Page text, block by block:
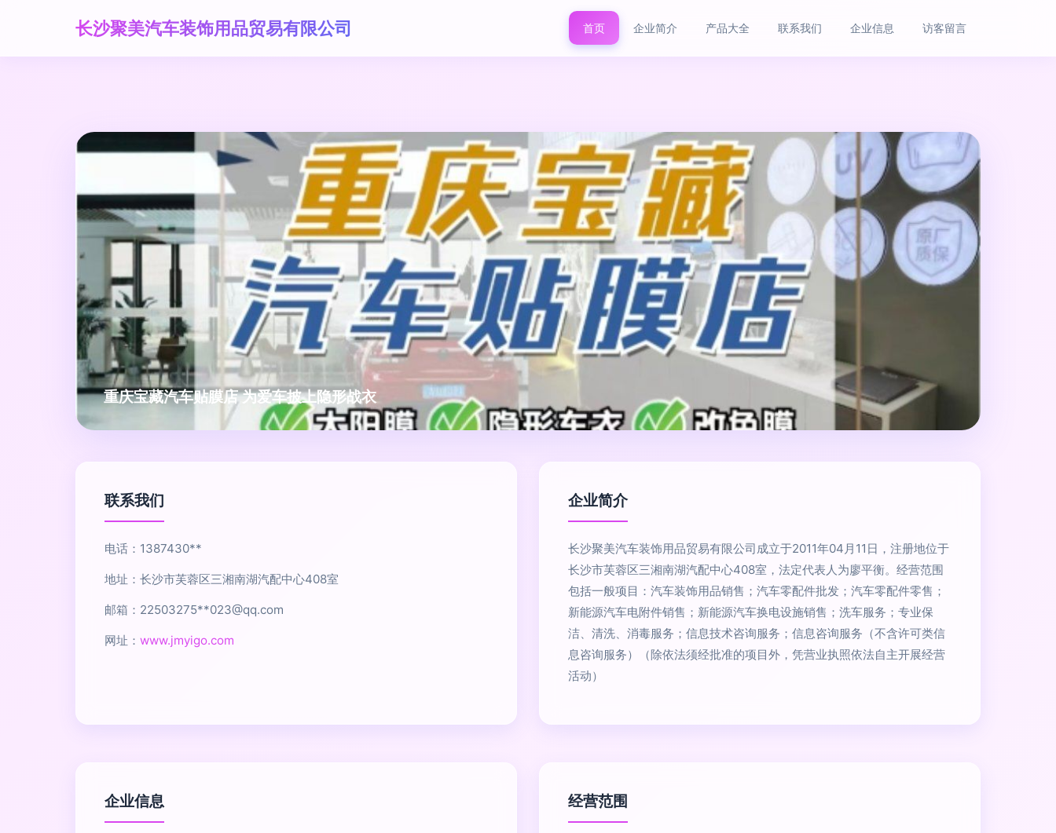
长沙聚美汽车装饰用品贸易有限公司 首页 企业简介 产品大全 联系我们 企业信息 访客留言
重庆宝藏汽车贴膜店 为爱车披上隐形战衣
联系我们
电话：1387430**
地址：长沙市芙蓉区三湘南湖汽配中心408室
邮箱：22503275**023@qq.com
网址： www.jmyigo.com
企业简介
长沙聚美汽车装饰用品贸易有限公司成立于2011年04月11日，注册地位于
长沙市芙蓉区三湘南湖汽配中心408室，法定代表人为廖平衡。经营范围
包括一般项目：汽车装饰用品销售；汽车零配件批发；汽车零配件零售；
新能源汽车电附件销售；新能源汽车换电设施销售；洗车服务；专业保
洁、清洗、消毒服务；信息技术咨询服务；信息咨询服务（不含许可类信
息咨询服务）（除依法须经批准的项目外，凭营业执照依法自主开展经营
活动）
企业信息 经营范围